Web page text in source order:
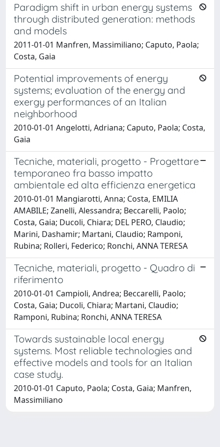
Paradigm shift in urban energy systems
through distributed generation: methods
and models
2011-01-01 Manfren, Massimiliano; Caputo, Paola;
Costa, Gaia
Potential improvements of energy
systems; evaluation of the energy and
exergy performances of an Italian
neighborhood
2010-01-01 Angelotti, Adriana; Caputo, Paola; Costa,
Gaia
Tecniche, materiali, progetto - Progettare
temporaneo fra basso impatto
ambientale ed alta efficienza energetica
2010-01-01 Mangiarotti, Anna; Costa, EMILIA
AMABILE; Zanelli, Alessandra; Beccarelli, Paolo;
Costa, Gaia; Ducoli, Chiara; DEL PERO, Claudio;
Marini, Dashamir; Martani, Claudio; Ramponi,
Rubina; Rolleri, Federico; Ronchi, ANNA TERESA
Tecniche, materiali, progetto - Quadro di
riferimento
2010-01-01 Campioli, Andrea; Beccarelli, Paolo;
Costa, Gaia; Ducoli, Chiara; Martani, Claudio;
Ramponi, Rubina; Ronchi, ANNA TERESA
Towards sustainable local energy
systems. Most reliable technologies and
effective models and tools for an Italian
case study.
2010-01-01 Caputo, Paola; Costa, Gaia; Manfren,
Massimiliano